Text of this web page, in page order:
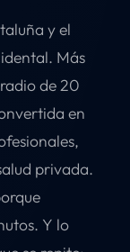
y el
Más
de 20
en
privada.
Y lo